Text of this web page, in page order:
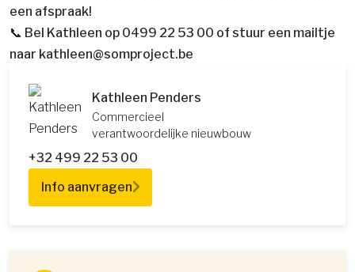
een afspraak!
📞 Bel Kathleen op 0499 22 53 00 of stuur een mailtje
naar kathleen@somproject.be
Kathleen Penders
Commercieel
verantwoordelijke nieuwbouw
+32 499 22 53 00
Info aanvragen